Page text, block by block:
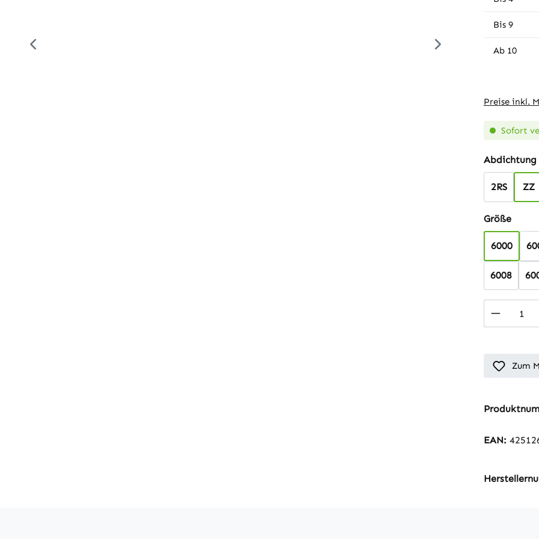
Bis 9
Ab 10
Preise inkl.
Sofort
Abdichtung
2RS ZZ
Größe
6000
6008
Zum
EAN: